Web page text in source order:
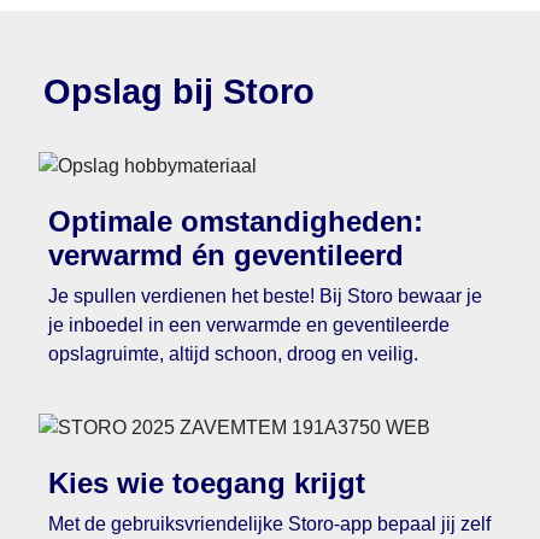
Opslag bij Storo
Optimale omstandigheden:
verwarmd én geventileerd
Je spullen verdienen het beste! Bij Storo bewaar je
je inboedel in een verwarmde en geventileerde
opslagruimte, altijd schoon, droog en veilig.
Kies wie toegang krijgt
Met de gebruiksvriendelijke Storo-app bepaal jij zelf